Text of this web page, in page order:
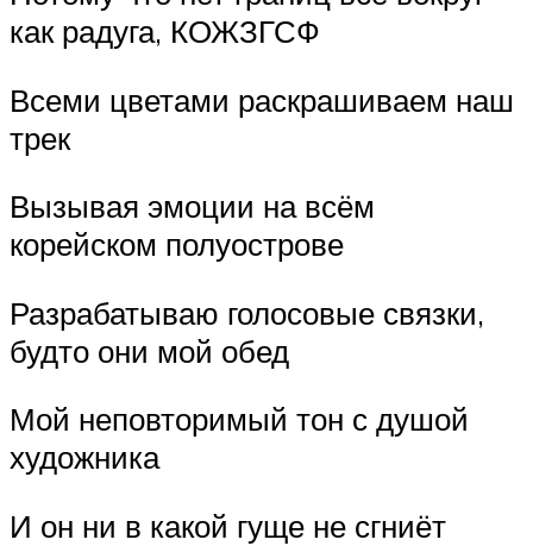
как радуга, КОЖЗГСФ
Всеми цветами раскрашиваем наш
трек
Вызывая эмоции на всём
корейском полуострове
Разрабатываю голосовые связки,
будто они мой обед
Мой неповторимый тон с душой
художника
И он ни в какой гуще не сгниёт